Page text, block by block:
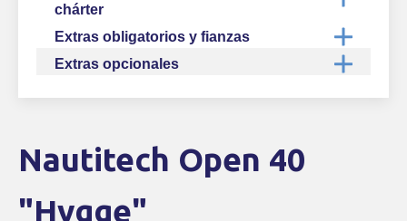
chárter
Extras obligatorios y fianzas
Extras opcionales
Skip Booking Form
Nautitech Open 40
"Hygge"